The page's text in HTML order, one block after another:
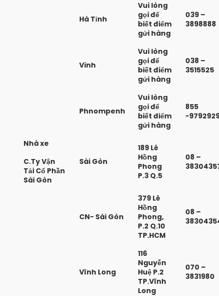
Hà Tỉnh
Vui lòng
gọi để
biết điểm
gửi hàng
039 –
3898888
Vinh
Vui lòng
gọi để
biết điểm
gửi hàng
038 –
3515525
Phnompenh
Vui lòng
gọi để
biết điểm
gửi hàng
855
-
Nhà xe
Sài Gòn
189 Lê
Hồng
Phong
P.3 Q.5
08 –
C.Ty Vận
Tải Cổ Phần
Sài Gòn
CN- Sài Gòn
379 Lê
Hồng
Phong,
P.2 Q.10
TP.HCM
08 –
Vĩnh Long
116
Nguyễn
Huệ P.2
TP.Vĩnh
Long
070 –
3831980